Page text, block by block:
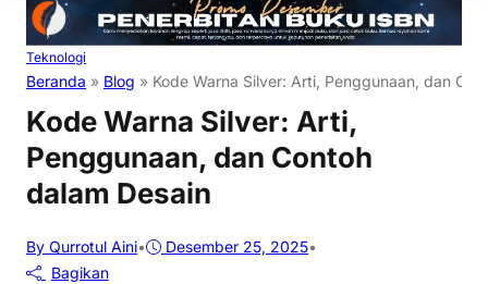
Teknologi
Beranda » Blog » Kode Warna Silver: Arti, Penggunaan, dan
Kode Warna Silver: Arti,
Penggunaan, dan Contoh
dalam Desain
By Qurrotul Aini• Desember 25, 2025•
Bagikan